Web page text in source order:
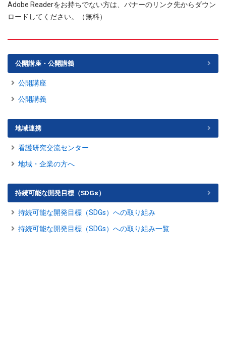
Adobe Readerをお持ちでない方は、バナーのリンク先からダウン
ロードしてください。（無料）
公開講座・公開講義
公開講座
公開講義
地域連携
看護研究交流センター
地域・企業の方へ
持続可能な開発目標（SDGs）
持続可能な開発目標（SDGs）への取り組み
持続可能な開発目標（SDGs）への取り組み一覧